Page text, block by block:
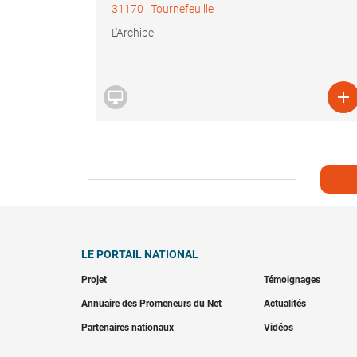
31170 | Tournefeuille
L'Archipel
 
LE PORTAIL NATIONAL
Projet Témoignages
Annuaire des Promeneurs du Net Actualités
Partenaires nationaux Vidéos